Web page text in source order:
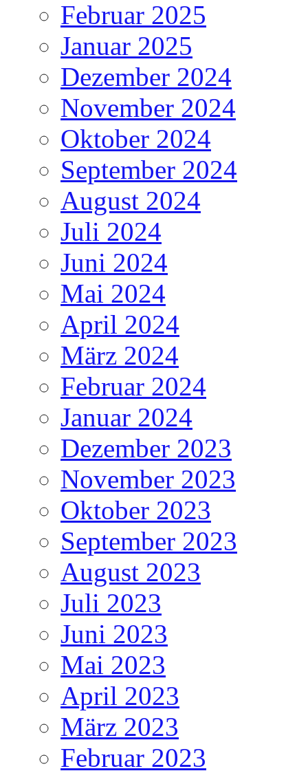
Februar 2025
Januar 2025
Dezember 2024
November 2024
Oktober 2024
September 2024
August 2024
Juli 2024
Juni 2024
Mai 2024
April 2024
März 2024
Februar 2024
Januar 2024
Dezember 2023
November 2023
Oktober 2023
September 2023
August 2023
Juli 2023
Juni 2023
Mai 2023
April 2023
März 2023
Februar 2023